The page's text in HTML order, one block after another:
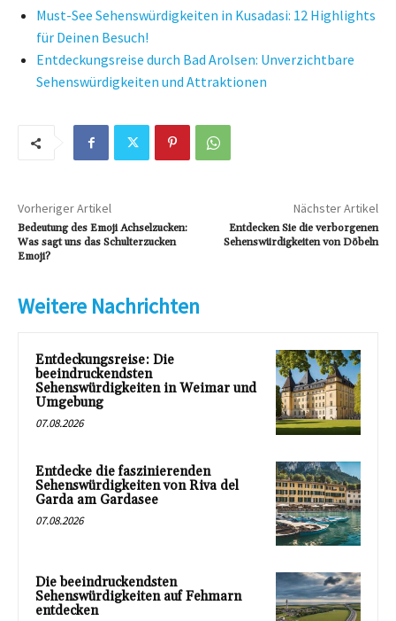
Must-See Sehenswürdigkeiten in Kusadasi: 12 Highlights
für Deinen Besuch!
Entdeckungsreise durch Bad Arolsen: Unverzichtbare
Sehenswürdigkeiten und Attraktionen
Vorheriger Artikel
Bedeutung des Emoji Achselzucken:
Was sagt uns das Schulterzucken
Emoji?
Nächster Artikel
Entdecken Sie die verborgenen
Sehenswürdigkeiten von Döbeln
Weitere Nachrichten
Entdeckungsreise: Die
beeindruckendsten
Sehenswürdigkeiten in Weimar und
Umgebung
07.08.2026
Entdecke die faszinierenden
Sehenswürdigkeiten von Riva del
Garda am Gardasee
07.08.2026
Die beeindruckendsten
Sehenswürdigkeiten auf Fehmarn
entdecken